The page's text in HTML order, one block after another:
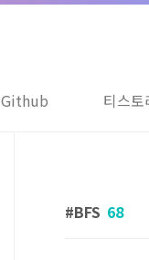
Github 티스
BFS 68